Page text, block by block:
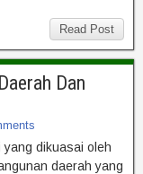
Read Post
Dan
dikuasai oleh
daerah yang